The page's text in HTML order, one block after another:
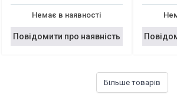
Немає в наявності
Повідомити про наявність
Більше товарів